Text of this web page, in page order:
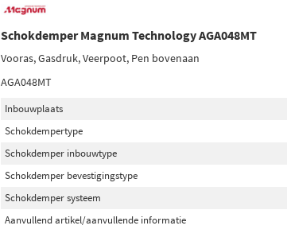
Schokdemper Magnum Technology AGA048MT
Vooras, Gasdruk, Veerpoot, Pen bovenaan
AGA048MT
Inbouwplaats
Schokdempertype
Schokdemper inbouwtype
Schokdemper bevestigingstype
Schokdemper systeem
Aanvullend artikel/aanvullende informatie